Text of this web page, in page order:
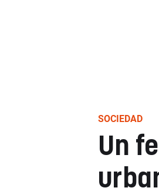
SOCIEDAD
Un